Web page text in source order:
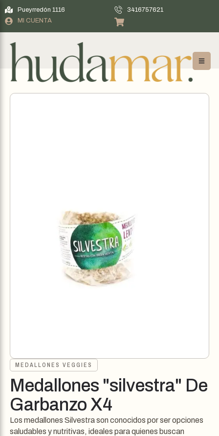
Pueyrredón 1116
3416757621
MI CUENTA
MEDALLONES VEGGIES
Medallones "silvestra" De
Garbanzo X4
Los medallones Silvestra son conocidos por ser opciones
saludables y nutritivas, ideales para quienes buscan